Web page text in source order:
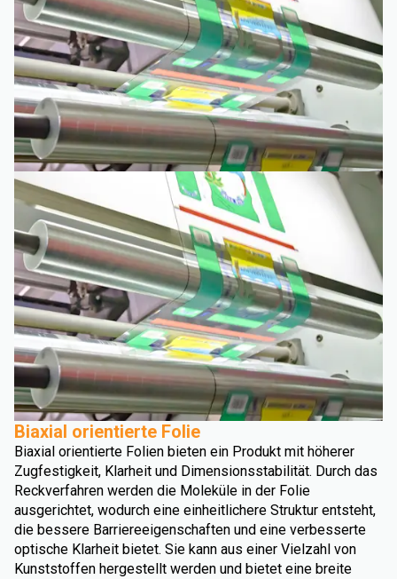
Biaxial orientierte Folie
Biaxial orientierte Folien bieten ein Produkt mit höherer
Zugfestigkeit, Klarheit und Dimensionsstabilität. Durch das
Reckverfahren werden die Moleküle in der Folie
ausgerichtet, wodurch eine einheitlichere Struktur entsteht,
die bessere Barriereeigenschaften und eine verbesserte
optische Klarheit bietet. Sie kann aus einer Vielzahl von
Kunststoffen hergestellt werden und bietet eine breite